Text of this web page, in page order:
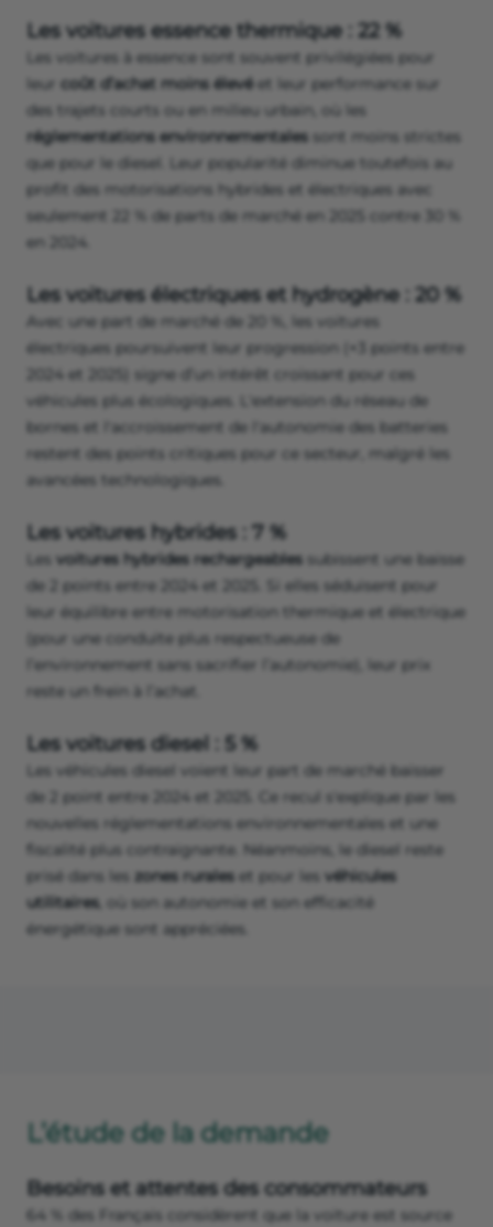
Les voitures essence thermique : 22 %
Les voitures à essence sont souvent privilégiées pour
leur coût d’achat moins élevéet leur performance sur
des trajets courts ou en milieu urbain, où les
réglementations environnementales sont moins strictes
que pour le diesel. Leur popularité diminue toutefois au
profit des motorisations hybrides et électriques avec
seulement 22 % de parts de marché en 2025 contre 30 %
en 2024.
Les voitures électriques et hydrogène : 20 %
Avec une part de marché de 20 %, les voitures
électriques poursuivent leur progression (+3 points entre
2024 et 2025) signe d’un intérêt croissant pour ces
véhicules plus écologiques. L'extension du réseau de
bornes et l'accroissement de l'autonomie des batteries
restent des points critiques pour ce secteur, malgré les
avancées technologiques.
Les voitures hybrides : 7 %
Les voitures hybrides rechargeables subissent une baisse
de 2 points entre 2024 et 2025. Si elles séduisent pour
leur équilibre entre motorisation thermique et électrique
(pour une conduite plus respectueuse de
l’environnement sans sacrifier l’autonomie), leur prix
reste un frein à l’achat.
Les voitures diesel : 5 %
Les véhicules diesel voient leur part de marché baisser
de 2 point entre 2024 et 2025. Ce recul s'explique par les
nouvelles réglementations environnementales et une
fiscalité plus contraignante. Néanmoins, le diesel reste
prisé dans les zones rurales et pour les véhicules
utilitaires, où son autonomie et son efficacité
énergétique sont appréciées.
L’étude de la demande
Besoins et attentes des consommateurs
64 % des Français considèrent que la voiture est source